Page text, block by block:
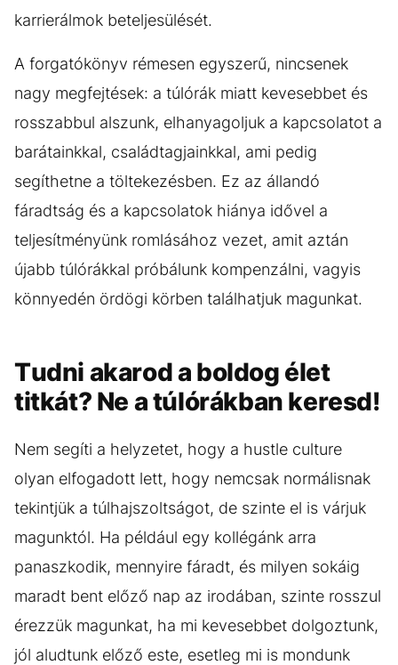
karrierálmok beteljesülését.
A forgatókönyv rémesen egyszerű, nincsenek
nagy megfejtések: a túlórák miatt kevesebbet és
rosszabbul alszunk, elhanyagoljuk a kapcsolatot a
barátainkkal, családtagjainkkal, ami pedig
segíthetne a töltekezésben. Ez az állandó
fáradtság és a kapcsolatok hiánya idővel a
teljesítményünk romlásához vezet, amit aztán
újabb túlórákkal próbálunk kompenzálni, vagyis
könnyedén ördögi körben találhatjuk magunkat.
Tudni akarod a boldog élet
titkát? Ne a túlórákban keresd!
Nem segíti a helyzetet, hogy a hustle culture
olyan elfogadott lett, hogy nemcsak normálisnak
tekintjük a túlhajszoltságot, de szinte el is várjuk
magunktól. Ha például egy kollégánk arra
panaszkodik, mennyire fáradt, és milyen sokáig
maradt bent előző nap az irodában, szinte rosszul
érezzük magunkat, ha mi kevesebbet dolgoztunk,
jól aludtunk előző este, esetleg mi is mondunk